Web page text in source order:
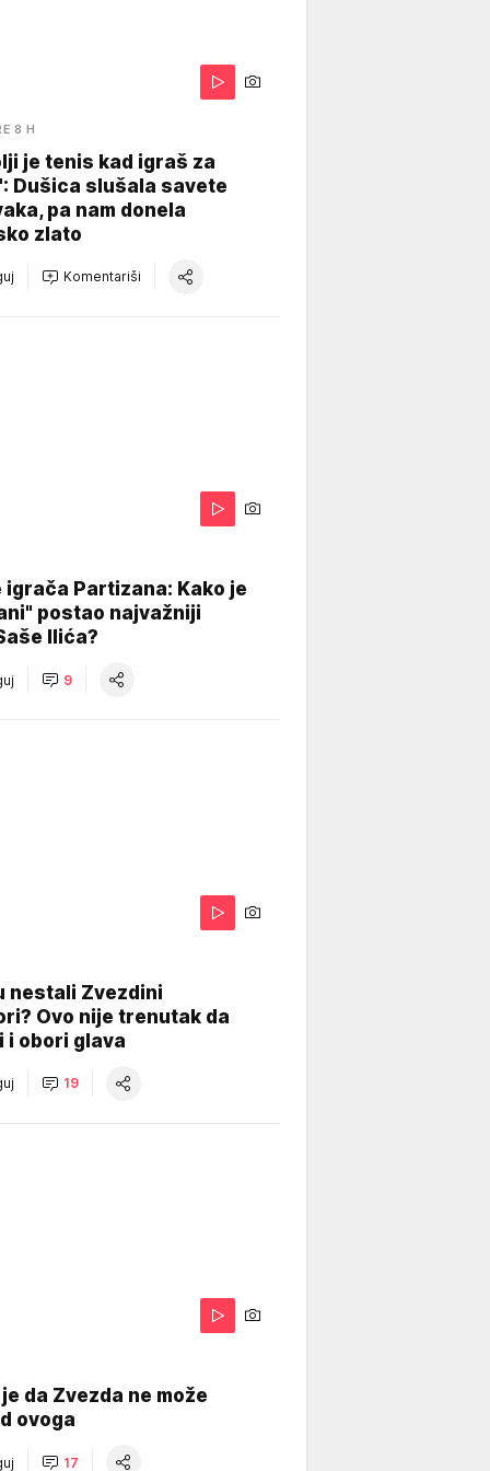
8 H
je tenis kad igraš za
Dušica slušala savete
pa nam donela
zlato
Komentariši
igrača Partizana: Kako je
postao najvažniji
Ilića?
9
nestali Zvezdini
Ovo nije trenutak da
i obori glava
19
da Zvezda ne može
ovoga
17